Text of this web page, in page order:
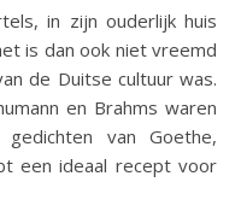
in zijn ouderlijk huis
is dan ook niet vreemd
de Duitse cultuur was.
en Brahms waren
van Goethe,
een ideaal recept voor